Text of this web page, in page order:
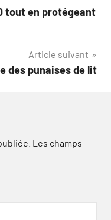
tout en protégeant
Article suivant
des punaises de lit
Les champs